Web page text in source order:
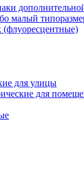
малый
(флуоресцентные)
для улицы
для